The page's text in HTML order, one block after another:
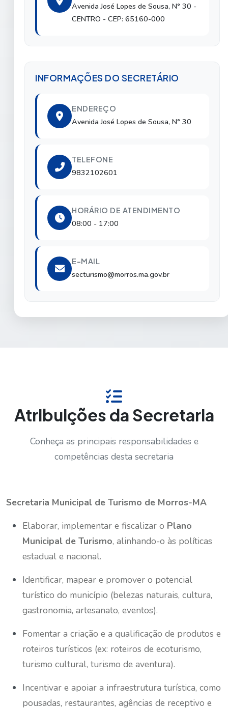
Avenida José Lopes de Sousa, N° 30 -
CENTRO - CEP: 65160-000
INFORMAÇÕES DO SECRETÁRIO
ENDEREÇO
Avenida José Lopes de Sousa, N° 30
TELEFONE
9832102601
HORÁRIO DE ATENDIMENTO
08:00 - 17:00
E-MAIL
secturismo@morros.ma.gov.br
Atribuições da Secretaria
Conheça as principais responsabilidades e
competências desta secretaria
Secretaria Municipal de Turismo de Morros-MA
Elaborar, implementar e fiscalizar o Plano
Municipal de Turismo, alinhando-o às políticas
estadual e nacional.
Identificar, mapear e promover o potencial
turístico do município (belezas naturais, cultura,
gastronomia, artesanato, eventos).
Fomentar a criação e a qualificação de produtos e
roteiros turísticos (ex: roteiros de ecoturismo,
turismo cultural, turismo de aventura).
Incentivar e apoiar a infraestrutura turística, como
pousadas, restaurantes, agências de receptivo e